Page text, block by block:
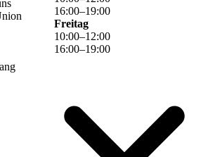
16:00–19:00
Freitag
10:00–12:00
16:00–19:00